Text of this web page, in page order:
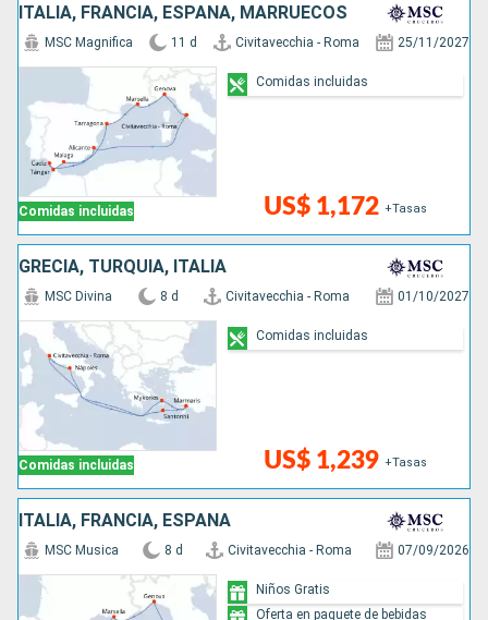
ITALIA, FRANCIA, ESPAÑA, MARRUECOS
Comidas incluidas
MSC Magnifica 11 d Civitavecchia - Roma 25/11/2027
US$ 1,172 +Tasas
Comidas incluidas
GRECIA, TURQUÍA, ITALIA
Comidas incluidas
MSC Divina 8 d Civitavecchia - Roma 01/10/2027
US$ 1,239 +Tasas
Comidas incluidas
ITALIA, FRANCIA, ESPAÑA
MSC Musica 8 d Civitavecchia - Roma 07/09/2026
Niños Gratis
Oferta en paquete de bebidas